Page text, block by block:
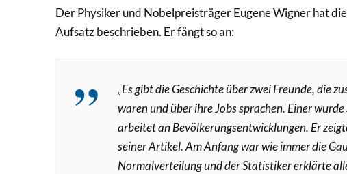
Der Physiker und Nobelpreisträger Eugene Wigner hat
Aufsatz beschrieben. Er fängt so an:
„Es gibt die Geschichte über zwei Freunde, die
waren und über ihre Jobs sprachen. Einer
arbeitet an Bevölkerungsentwicklungen. Er
seiner Artikel. Am Anfang war wie immer die
Normalverteilung und der Statistiker erklärte